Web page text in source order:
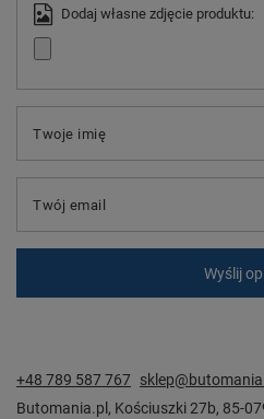
Dodaj własne zdjęcie produktu:
Twoje imię
Twój email
Wyślij
+48 789 587 767
Butomania.pl , Kościuszki 27b, 85-